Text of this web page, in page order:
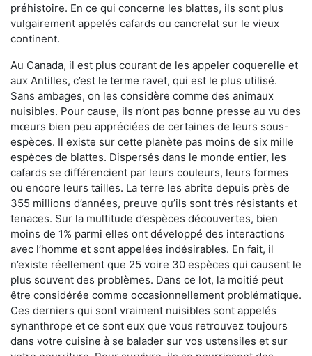
préhistoire. En ce qui concerne les blattes, ils sont plus
vulgairement appelés cafards ou cancrelat sur le vieux
continent.
Au Canada, il est plus courant de les appeler coquerelle et
aux Antilles, c’est le terme ravet, qui est le plus utilisé.
Sans ambages, on les considère comme des animaux
nuisibles. Pour cause, ils n’ont pas bonne presse au vu des
mœurs bien peu appréciées de certaines de leurs sous-
espèces. Il existe sur cette planète pas moins de six mille
espèces de blattes. Dispersés dans le monde entier, les
cafards se différencient par leurs couleurs, leurs formes
ou encore leurs tailles. La terre les abrite depuis près de
355 millions d’années, preuve qu’ils sont très résistants et
tenaces. Sur la multitude d’espèces découvertes, bien
moins de 1% parmi elles ont développé des interactions
avec l’homme et sont appelées indésirables. En fait, il
n’existe réellement que 25 voire 30 espèces qui causent le
plus souvent des problèmes. Dans ce lot, la moitié peut
être considérée comme occasionnellement problématique.
Ces derniers qui sont vraiment nuisibles sont appelés
synanthrope et ce sont eux que vous retrouvez toujours
dans votre cuisine à se balader sur vos ustensiles et sur